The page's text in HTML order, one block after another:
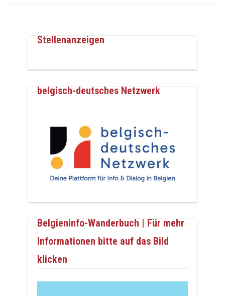
Stellenanzeigen
belgisch-deutsches Netzwerk
Belgieninfo-Wanderbuch | Für mehr
Informationen bitte auf das Bild
klicken